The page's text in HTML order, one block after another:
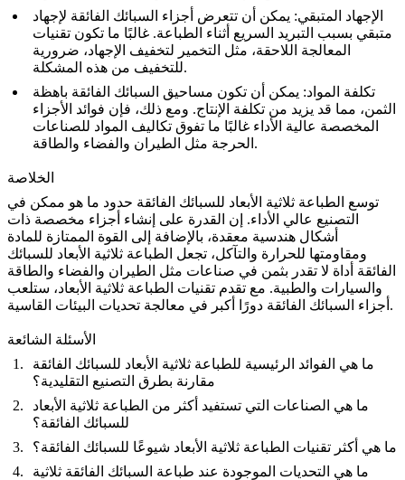
الإجهاد المتبقي: يمكن أن تتعرض أجزاء السبائك الفائقة لإجهاد
متبقي بسبب التبريد السريع أثناء الطباعة. غالبًا ما تكون تقنيات
المعالجة اللاحقة، مثل التخمير لتخفيف الإجهاد، ضرورية
للتخفيف من هذه المشكلة.
تكلفة المواد: يمكن أن تكون مساحيق السبائك الفائقة باهظة
الثمن، مما قد يزيد من تكلفة الإنتاج. ومع ذلك، فإن فوائد الأجزاء
المخصصة عالية الأداء غالبًا ما تفوق تكاليف المواد للصناعات
الحرجة مثل الطيران والفضاء والطاقة.
الخلاصة
توسع الطباعة ثلاثية الأبعاد للسبائك الفائقة حدود ما هو ممكن في
التصنيع عالي الأداء. إن القدرة على إنشاء أجزاء مخصصة ذات
أشكال هندسية معقدة، بالإضافة إلى القوة الممتازة للمادة
ومقاومتها للحرارة والتآكل، تجعل الطباعة ثلاثية الأبعاد للسبائك
الفائقة أداة لا تقدر بثمن في صناعات مثل الطيران والفضاء والطاقة
والسيارات والطبية. مع تقدم تقنيات الطباعة ثلاثية الأبعاد، ستلعب
أجزاء السبائك الفائقة دورًا أكبر في معالجة تحديات البيئات القاسية.
الأسئلة الشائعة
ما هي الفوائد الرئيسية للطباعة ثلاثية الأبعاد للسبائك الفائقة
مقارنة بطرق التصنيع التقليدية؟
ما هي الصناعات التي تستفيد أكثر من الطباعة ثلاثية الأبعاد
للسبائك الفائقة؟
ما هي أكثر تقنيات الطباعة ثلاثية الأبعاد شيوعًا للسبائك الفائقة؟
ما هي التحديات الموجودة عند طباعة السبائك الفائقة ثلاثية